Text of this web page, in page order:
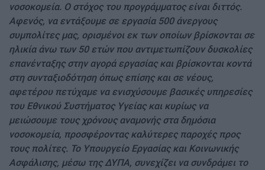
νοσοκομεία. Ο στόχος του προγράμματος είναι διττός.
Αφενός, να εντάξουμε σε εργασία 500 άνεργους
συμπολίτες μας, ορισμένοι εκ των οποίων βρίσκονται σε
ηλικία άνω των 50 ετών που αντιμετωπίζουν δυσκολίες
επανένταξης στην αγορά εργασίας και βρίσκονται κοντά
στη συνταξιοδότηση όπως επίσης και σε νέους,
αφετέρου πετύχαμε να ενισχύσουμε βασικές υπηρεσίες
του Εθνικού Συστήματος Υγείας και κυρίως να
μειώσουμε τους χρόνους αναμονής στα δημόσια
νοσοκομεία, προσφέροντας καλύτερες παροχές προς
τους πολίτες. Το Υπουργείο Εργασίας και Κοινωνικής
Ασφάλισης, μέσω της ΔΥΠΑ, συνεχίζει να συνδράμει το